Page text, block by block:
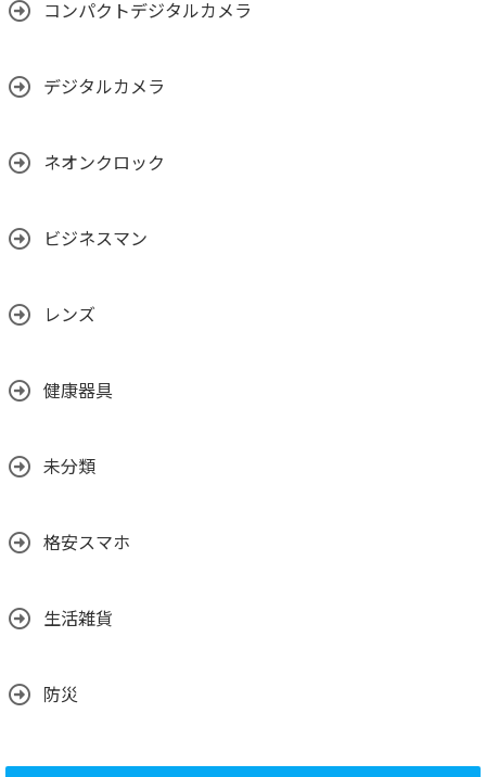
コンパクトデジタルカメラ
デジタルカメラ
ネオンクロック
ビジネスマン
レンズ
健康器具
未分類
格安スマホ
生活雑貨
防災